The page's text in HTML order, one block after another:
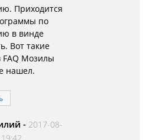
Приходится
по
в винде
Вот такие
FAQ Мозилы
нашел.
- 2017-08-